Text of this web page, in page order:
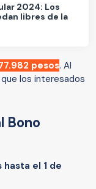
2024: Los
libres de la
pesos. Al
los interesados
Bono
hasta el 1 de